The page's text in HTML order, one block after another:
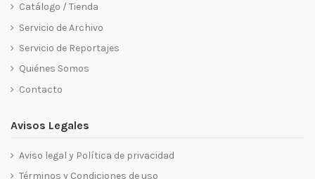
Catálogo / Tienda
Servicio de Archivo
Servicio de Reportajes
Quiénes Somos
Contacto
Avisos Legales
Aviso legal y Política de privacidad
Términos y Condiciones de uso